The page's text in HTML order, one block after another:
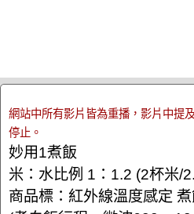
網站中所有影片皆為重播，影片中提
停止。
妙用1煮飯
米：水比例 1：1.2 (2杯米/
商品標：紅外線溫度感定